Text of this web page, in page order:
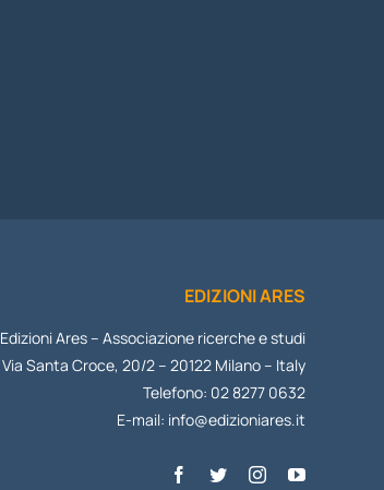
EDIZIONI ARES
Edizioni Ares – Associazione ricerche e studi
Via Santa Croce, 20/2 – 20122 Milano – Italy
Telefono: 02 8277 0632
E-mail: info@edizioniares.it